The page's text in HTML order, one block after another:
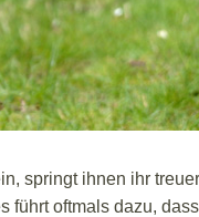
springt ihnen ihr
führt oftmals dazu,